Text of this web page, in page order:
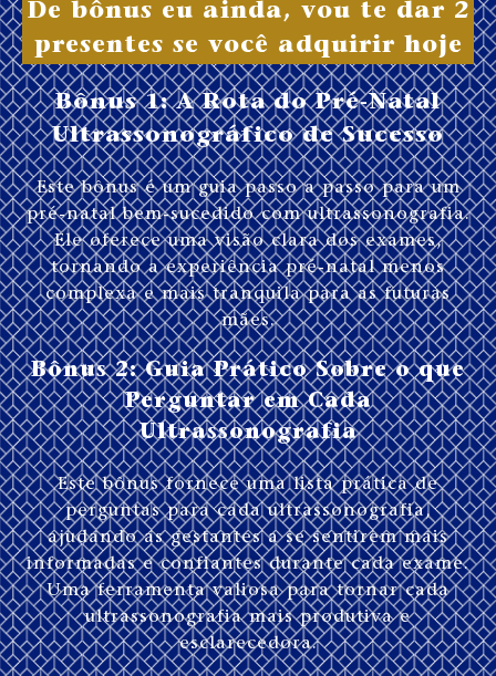
De bônus eu ainda, vou te dar 2
presentes se você adquirir hoje
Bônus 1: A Rota do Pré-Natal
Ultrassonográfico de Sucesso
Este bônus é um guia passo a passo para um
pré-natal bem-sucedido com ultrassonografia.
Ele oferece uma visão clara dos exames,
tornando a experiência pré-natal menos
complexa e mais tranquila para as futuras
mães.
Bônus 2: Guia Prático Sobre o que
Perguntar em Cada
Ultrassonografia
Este bônus fornece uma lista prática de
perguntas para cada ultrassonografia,
ajudando as gestantes a se sentirem mais
informadas e confiantes durante cada exame.
Uma ferramenta valiosa para tornar cada
ultrassonografia mais produtiva e
esclarecedora.